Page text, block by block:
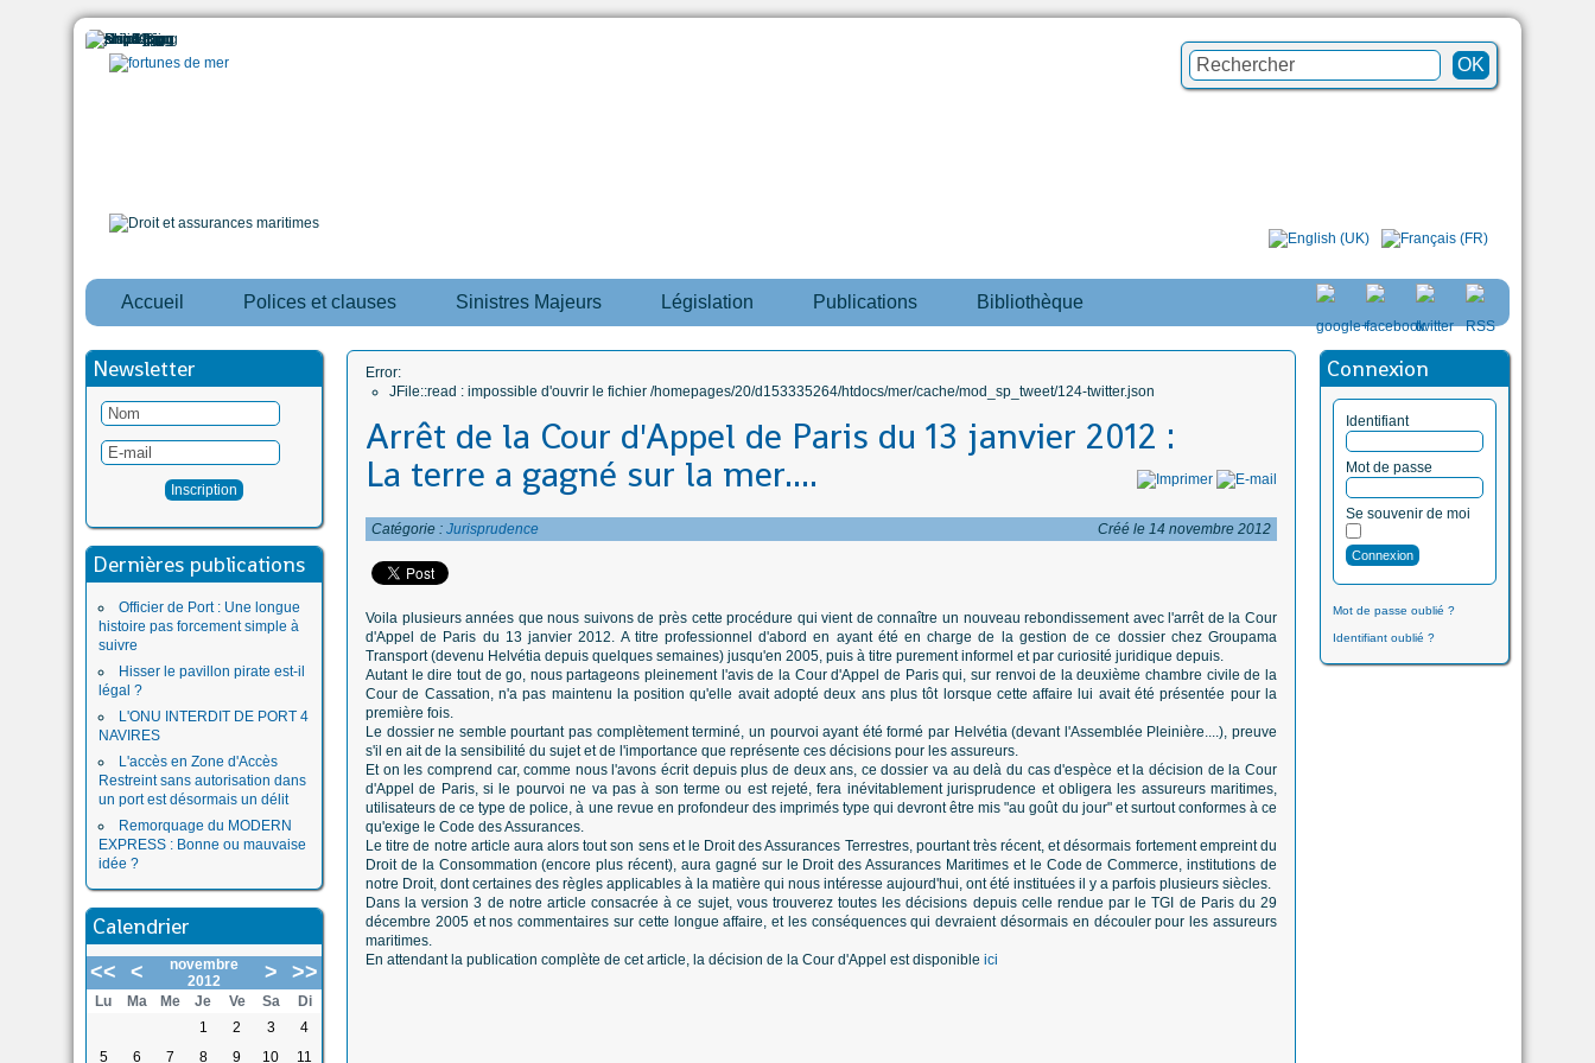
Accueil Polices et clauses Sinistres Majeurs Législation Publications Bibliothèque
Newsletter
Dernières publications
Officier de Port : Une longue
histoire pas forcement simple à
suivre
Hisser le pavillon pirate est-il
légal ?
L'ONU INTERDIT DE PORT 4
NAVIRES
L'accès en Zone d'Accès
Restreint sans autorisation dans
un port est désormais un délit
Remorquage du MODERN
EXPRESS : Bonne ou mauvaise
idée ?
Calendrier
<< <
novembre
2012
> >>
Lu Ma Me Je Ve Sa
Di
1
2 3
4
5
6 7 8 9 10 11
Connexion
Identifiant
Mot de passe
Se souvenir de moi
Mot de passe oublié ?
Identifiant oublié ?
Error:
JFile::read : impossible d'ouvrir le fichier /homepages/20/d153335264/htdocs/mer/cache/mod_sp_tweet/124-twitter.json
Arrêt de la Cour d'Appel de Paris du 13 janvier 2012 :
La terre a gagné sur la mer....
Catégorie : Jurisprudence Créé le 14 novembre 2012
Voila plusieurs années que nous suivons de près cette procédure qui vient de connaître un nouveau rebondissement avec l'arrêt de la Cour
d'Appel de Paris du 13 janvier 2012. A titre professionnel d'abord en ayant été en charge de la gestion de ce dossier chez Groupama
Transport (devenu Helvétia depuis quelques semaines) jusqu'en 2005, puis à titre purement informel et par curiosité juridique depuis.
Autant le dire tout de go, nous partageons pleinement l'avis de la Cour d'Appel de Paris qui, sur renvoi de la deuxième chambre civile de la
Cour de Cassation, n'a pas maintenu la position qu'elle avait adopté deux ans plus tôt lorsque cette affaire lui avait été présentée pour la
première fois.
Le dossier ne semble pourtant pas complètement terminé, un pourvoi ayant été formé par Helvétia (devant l'Assemblée Pleinière....), preuve
s'il en ait de la sensibilité du sujet et de l'importance que représente ces décisions pour les assureurs.
Et on les comprend car, comme nous l'avons écrit depuis plus de deux ans, ce dossier va au delà du cas d'espèce et la décision de la Cour
d'Appel de Paris, si le pourvoi ne va pas à son terme ou est rejeté, fera inévitablement jurisprudence et obligera les assureurs maritimes,
utilisateurs de ce type de police, à une revue en profondeur des imprimés type qui devront être mis "au goût du jour" et surtout conformes à ce
qu'exige le Code des Assurances.
Le titre de notre article aura alors tout son sens et le Droit des Assurances Terrestres, pourtant très récent, et désormais fortement empreint du
Droit de la Consommation (encore plus récent), aura gagné sur le Droit des Assurances Maritimes et le Code de Commerce, institutions de
notre Droit, dont certaines des règles applicables à la matière qui nous intéresse aujourd'hui, ont été instituées il y a parfois plusieurs siècles.
Dans la version 3 de notre article consacrée à ce sujet, vous trouverez toutes les décisions depuis celle rendue par le TGI de Paris du 29
décembre 2005 et nos commentaires sur cette longue affaire, et les conséquences qui devraient désormais en découler pour les assureurs
maritimes.
En attendant la publication complète de cet article, la décision de la Cour d'Appel est disponible ici